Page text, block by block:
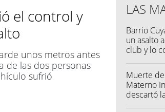
el control y
unos metros antes
de las dos personas
sufrió
LAS
Barrio
un asalto
club y lo
Muerte
Materno
descartó